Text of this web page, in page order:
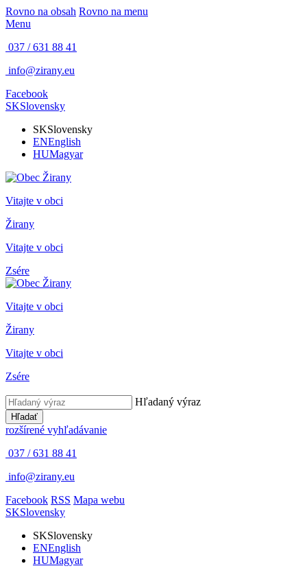
Rovno na obsah Rovno na menu
Menu
037 / 631 88 41
info@zirany.eu
Facebook
SKSlovensky
SKSlovensky
ENEnglish
HUMagyar
Vitajte v obci
Žirany
Vitajte v obci
Zsére
Vitajte v obci
Žirany
Vitajte v obci
Zsére
Hľadaný výraz
Hľadať
rozšírené vyhľadávanie
037 / 631 88 41
info@zirany.eu
Facebook RSS Mapa webu
SKSlovensky
SKSlovensky
ENEnglish
HUMagyar